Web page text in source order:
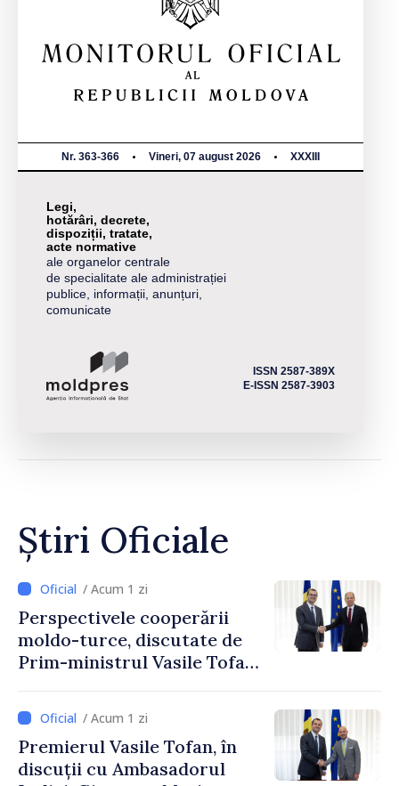
Nr. 363-366 Vineri, 07 august 2026 XXXIII
Legi,
hotărâri, decrete,
dispoziții, tratate,
acte normative
ale organelor centrale
de specialitate ale administrației
publice, informații, anunțuri,
comunicate
ISSN 2587-389X
E-ISSN 2587-3903
Știri Oficiale
/ Acum 1 zi
Perspectivele cooperării
moldo-turce, discutate de
Prim-ministrul Vasile Tofan
Uygar Mustafa Sertel
/ Acum 1 zi
Premierul Vasile Tofan, în
discuții cu Ambasadorul